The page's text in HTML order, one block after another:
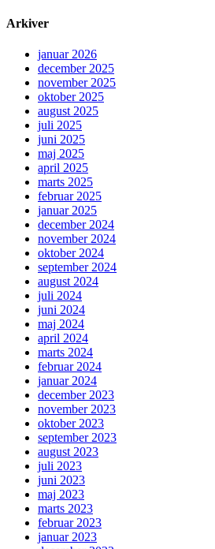
Arkiver
januar 2026
december 2025
november 2025
oktober 2025
august 2025
juli 2025
juni 2025
maj 2025
april 2025
marts 2025
februar 2025
januar 2025
december 2024
november 2024
oktober 2024
september 2024
august 2024
juli 2024
juni 2024
maj 2024
april 2024
marts 2024
februar 2024
januar 2024
december 2023
november 2023
oktober 2023
september 2023
august 2023
juli 2023
juni 2023
maj 2023
marts 2023
februar 2023
januar 2023